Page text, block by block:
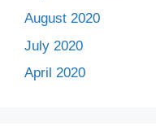
August 2020
July 2020
April 2020